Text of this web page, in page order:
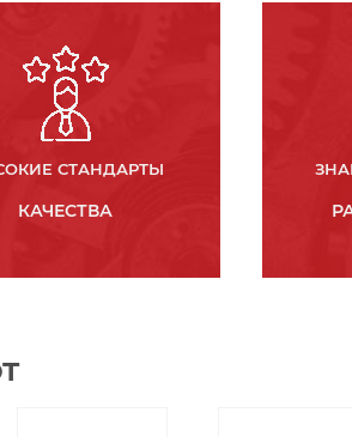
СТАНДАРТЫ
КАЧЕСТВА